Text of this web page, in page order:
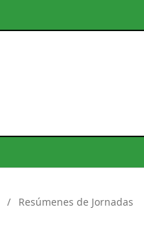
/ Resúmenes de Jornadas